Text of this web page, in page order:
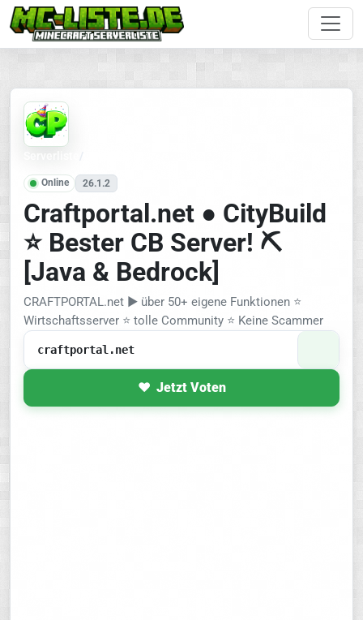
Online 26.1.2
Craftportal.net ● CityBuild
⭐ Bester CB Server! ⛏️
[Java & Bedrock]
CRAFTPORTAL.net ► über 50+ eigene Funktionen ⭐
Wirtschaftsserver ⭐ tolle Community ⭐ Keine Scammer
craftportal.net
Jetzt Voten